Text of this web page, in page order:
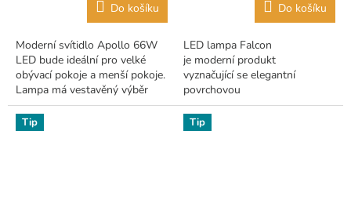
Do košíku
Moderní svítidlo Apollo 66W
LED bude ideální pro velké
obývací pokoje a menší pokoje.
Lampa má vestavěný výběr
barev. Hlavní vlastnosti lampy
výběr 3v1 - teplá, neutrální a...
Do košíku
LED lampa Falcon
je moderní produkt
vyznačující se elegantní
povrchovou
úpravou, propracovanou do
nejmenších detailů - Lampa má
vestavěný výběr barev. Hlavní
Tip Tip